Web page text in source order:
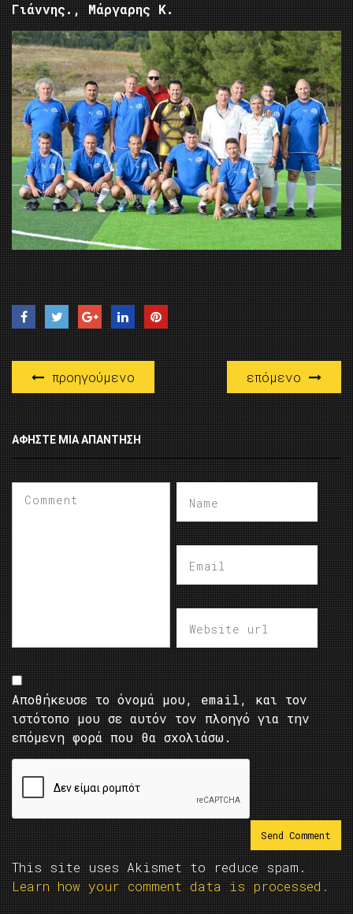
Γιάννης., Μάργαρης Κ.
προηγούμενο επόμενο
ΑΦΉΣΤΕ ΜΙΑ ΑΠΆΝΤΗΣΗ
Αποθήκευσε το όνομά μου, email, και τον
ιστότοπο μου σε αυτόν τον πλοηγό για την
επόμενη φορά που θα σχολιάσω.
This site uses Akismet to reduce spam.
Learn how your comment data is processed.